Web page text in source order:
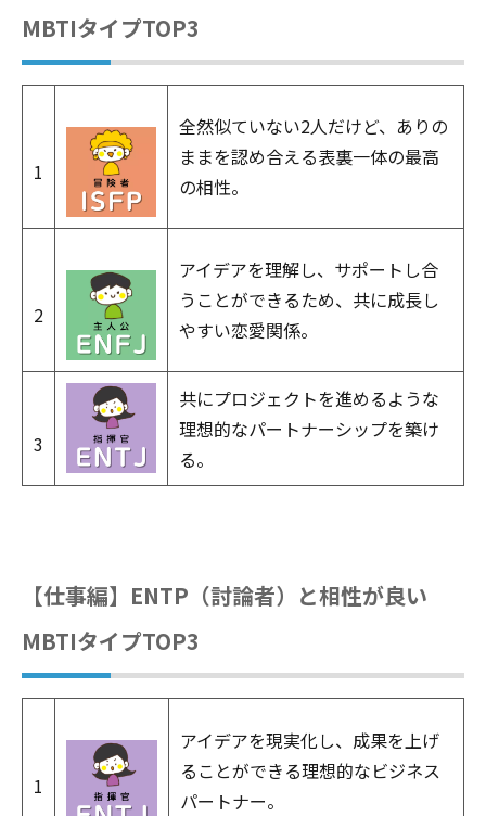
MBTIタイプTOP3
1
全然似ていない2人だけど、ありの
ままを認め合える表裏一体の最高
の相性。
2
アイデアを理解し、サポートし合
うことができるため、共に成長し
やすい恋愛関係。
3
共にプロジェクトを進めるような
理想的なパートナーシップを築け
る。
【仕事編】ENTP（討論者）と相性が良い
MBTIタイプTOP3
1
アイデアを現実化し、成果を上げ
ることができる理想的なビジネス
パートナー。